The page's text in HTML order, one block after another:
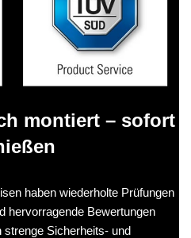
montiert – sofort
haben wiederholte Prüfungen
hervorragende Bewertungen
strenge Sicherheits- und